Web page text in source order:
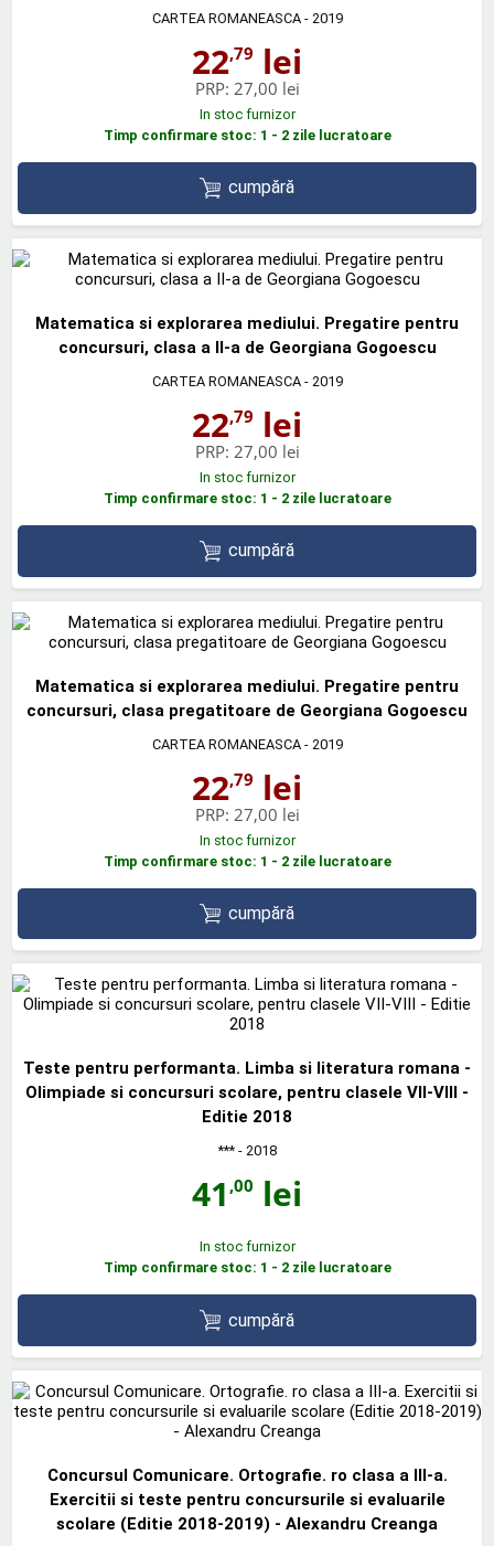
CARTEA ROMANEASCA- 2019
22,79 lei
PRP: 27,00 lei
In stoc furnizor
Timp confirmare stoc: 1 - 2 zile lucratoare
cumpără
Matematica si explorarea mediului. Pregatire pentru
concursuri, clasa a II-a de Georgiana Gogoescu
CARTEA ROMANEASCA- 2019
22,79 lei
PRP: 27,00 lei
In stoc furnizor
Timp confirmare stoc: 1 - 2 zile lucratoare
cumpără
Matematica si explorarea mediului. Pregatire pentru
concursuri, clasa pregatitoare de Georgiana Gogoescu
CARTEA ROMANEASCA- 2019
22,79 lei
PRP: 27,00 lei
In stoc furnizor
Timp confirmare stoc: 1 - 2 zile lucratoare
cumpără
Teste pentru performanta. Limba si literatura romana -
Olimpiade si concursuri scolare, pentru clasele VII-VIII -
Editie 2018
***- 2018
41 ,00 lei
In stoc furnizor
Timp confirmare stoc: 1 - 2 zile lucratoare
cumpără
Concursul Comunicare. Ortografie. ro clasa a III-a.
Exercitii si teste pentru concursurile si evaluarile
scolare (Editie 2018-2019) - Alexandru Creanga